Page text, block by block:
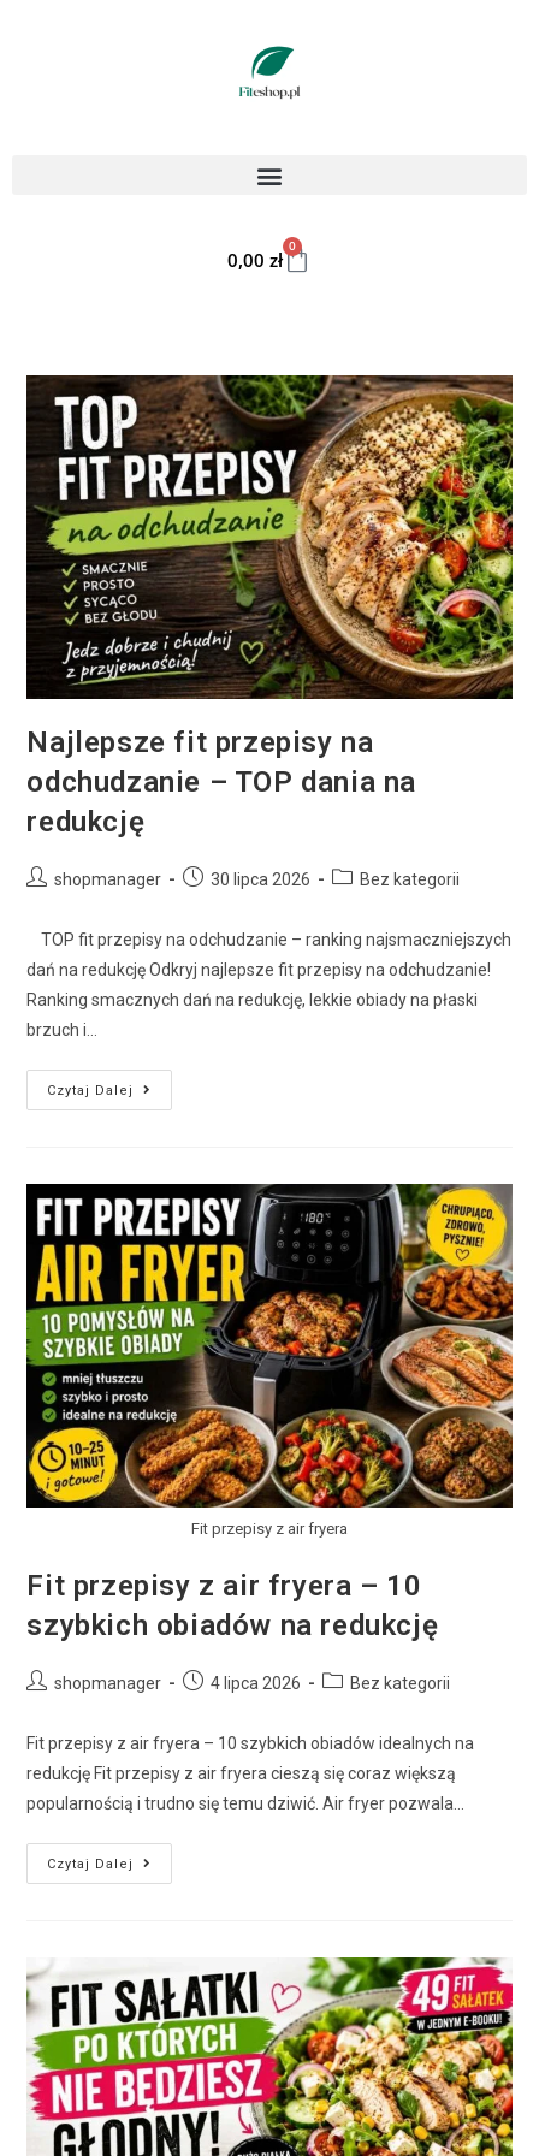
0,00 zł
0
Najlepsze fit przepisy na
odchudzanie – TOP dania na
redukcję
shopmanager 30 lipca 2026 Bez kategorii
TOP fit przepisy na odchudzanie – ranking najsmaczniejszych
dań na redukcję Odkryj najlepsze fit przepisy na odchudzanie!
Ranking smacznych dań na redukcję, lekkie obiady na płaski
brzuch i…
Czytaj Dalej
Fit przepisy z air fryera
Fit przepisy z air fryera – 10
szybkich obiadów na redukcję
shopmanager 4 lipca 2026 Bez kategorii
Fit przepisy z air fryera – 10 szybkich obiadów idealnych na
redukcję Fit przepisy z air fryera cieszą się coraz większą
popularnością i trudno się temu dziwić. Air fryer pozwala…
Czytaj Dalej